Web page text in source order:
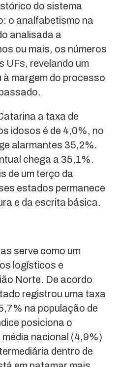
do sistema
o analfabetismo na
analisada a
ou mais, os números
UFs, revelando um
margem do processo
a taxa de
idosos é de 4,0%, no
alarmantes 35,2%.
chega a 35,1%.
de um terço da
estados permanece
e da escrita básica.
serve como um
logísticos e
Norte. De acordo
registrou uma taxa
na população de
posiciona o
nacional (4,9%)
dentro de